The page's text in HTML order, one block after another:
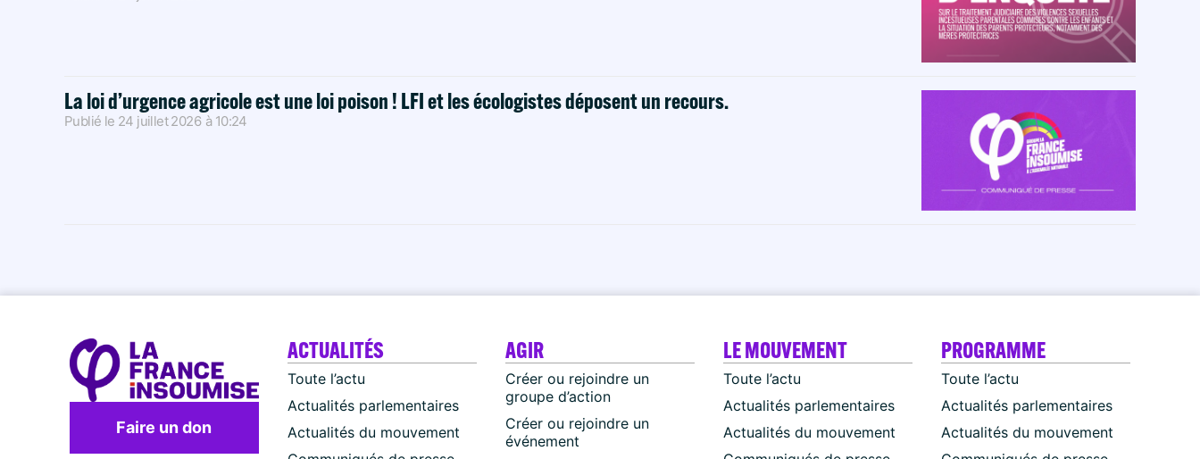
La loi d’urgence agricole est une loi poison ! LFI et les écologistes déposent un recours.
Publié le 24 juillet 2026 à 10:24
Faire un don
ACTUALITÉS
Toute l’actu
Actualités parlementaires
Actualités du mouvement
AGIR
Créer ou rejoindre un
groupe d’action
Créer ou rejoindre un
événement
LE MOUVEMENT
Toute l’actu
Actualités parlementaires
Actualités du mouvement
PROGRAMME
Toute l’actu
Actualités parlementaires
Actualités du mouvement